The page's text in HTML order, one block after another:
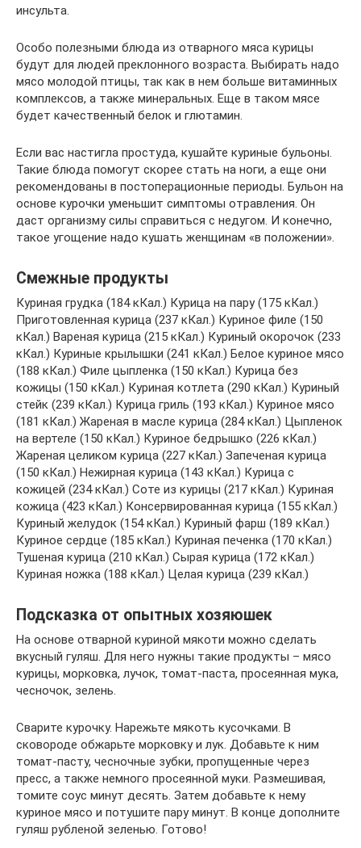
инсульта.
Особо полезными блюда из отварного мяса курицы
будут для людей преклонного возраста. Выбирать надо
мясо молодой птицы, так как в нем больше витаминных
комплексов, а также минеральных. Еще в таком мясе
будет качественный белок и глютамин.
Если вас настигла простуда, кушайте куриные бульоны.
Такие блюда помогут скорее стать на ноги, а еще они
рекомендованы в постоперационные периоды. Бульон на
основе курочки уменьшит симптомы отравления. Он
даст организму силы справиться с недугом. И конечно,
такое угощение надо кушать женщинам «в положении».
Смежные продукты
Куриная грудка (184 кКал.) Курица на пару (175 кКал.)
Приготовленная курица (237 кКал.) Куриное филе (150
кКал.) Вареная курица (215 кКал.) Куриный окорочок (233
кКал.) Куриные крылышки (241 кКал.) Белое куриное мясо
(188 кКал.) Филе цыпленка (150 кКал.) Курица без
кожицы (150 кКал.) Куриная котлета (290 кКал.) Куриный
стейк (239 кКал.) Курица гриль (193 кКал.) Куриное мясо
(181 кКал.) Жареная в масле курица (284 кКал.) Цыпленок
на вертеле (150 кКал.) Куриное бедрышко (226 кКал.)
Жареная целиком курица (227 кКал.) Запеченая курица
(150 кКал.) Нежирная курица (143 кКал.) Курица с
кожицей (234 кКал.) Соте из курицы (217 кКал.) Куриная
кожица (423 кКал.) Консервированная курица (155 кКал.)
Куриный желудок (154 кКал.) Куриный фарш (189 кКал.)
Куриное сердце (185 кКал.) Куриная печенка (170 кКал.)
Тушеная курица (210 кКал.) Сырая курица (172 кКал.)
Куриная ножка (188 кКал.) Целая курица (239 кКал.)
Подсказка от опытных хозяюшек
На основе отварной куриной мякоти можно сделать
вкусный гуляш. Для него нужны такие продукты – мясо
курицы, морковка, лучок, томат-паста, просеянная мука,
чесночок, зелень.
Сварите курочку. Нарежьте мякоть кусочками. В
сковороде обжарьте морковку и лук. Добавьте к ним
томат-пасту, чесночные зубки, пропущенные через
пресс, а также немного просеянной муки. Размешивая,
томите соус минут десять. Затем добавьте к нему
куриное мясо и потушите пару минут. В конце дополните
гуляш рубленой зеленью. Готово!